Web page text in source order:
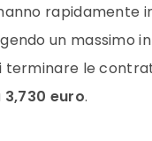
rapidamente
un massimo
terminare le
3,730 euro.